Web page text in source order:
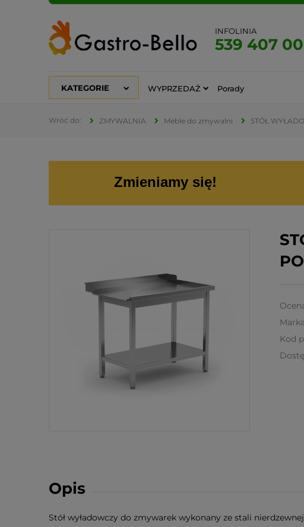
INFOLINIA
539 407
KATEGORIE WYPRZEDAŻ Porady
ZMYWALNIA Meble do zmywalni STÓŁ
Zmieniamy się!
Kod
Opis
Stół wyładowczy do zmywarek wykonany ze stali